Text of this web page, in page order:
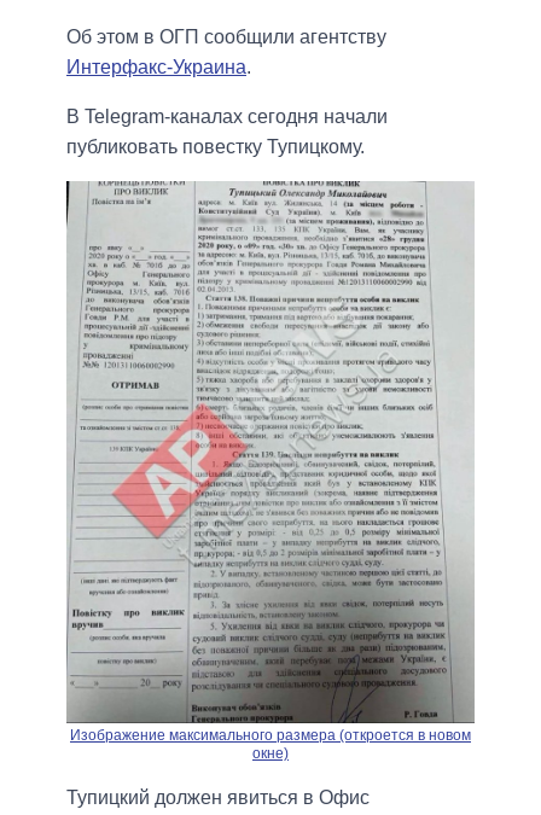
Об этом в ОГП сообщили агентству
Интерфакс-Украина.
В Telegram-каналах сегодня начали
публиковать повестку Тупицкому.
Изображение максимального размера (откроется в новом
окне)
Тупицкий должен явиться в Офис